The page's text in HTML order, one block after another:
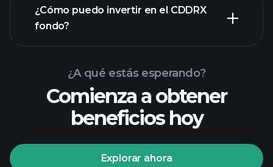
¿Cómo puedo invertir en el CDDRX
fondo?
¿A qué estás esperando?
Comienza a obtener
beneficios hoy
Explorar ahora